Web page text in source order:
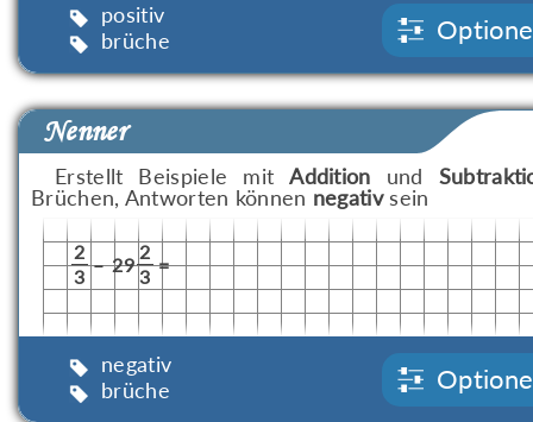
positiv
brüche
Nenner
Erstellt Beispiele mitAddition und
Brüchen, Antworten können negativsein
2
– 29
2
=
3 3
negativ
brüche